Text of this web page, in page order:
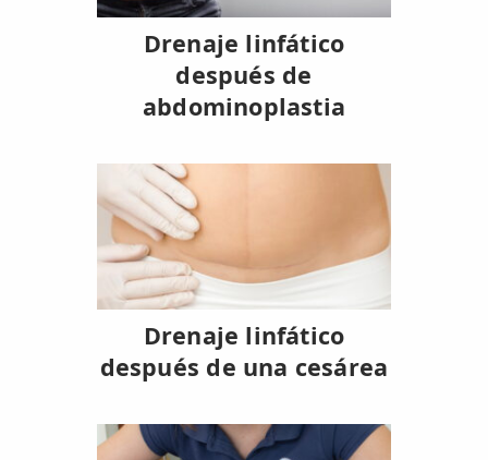
Drenaje linfático
después de
abdominoplastia
Drenaje linfático
después de una cesárea